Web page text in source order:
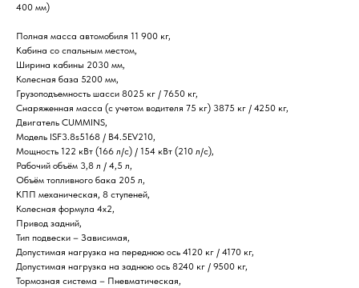
400 мм)
Полная масса автомобиля 11 900 кг,
Кабина со спальным местом,
Ширина кабины 2030 мм,
Колесная база 5200 мм,
Грузоподъемность шасси 8025 кг / 7650 кг,
Снаряженная масса (с учетом водителя 75 кг) 3875 кг / 4250 кг,
Двигатель CUMMINS,
Модель ISF3.8s5168 / B4.5EV210,
Мощность 122 кВт (166 л/с) / 154 кВт (210 л/с),
Рабочий объём 3,8 л / 4,5 л,
Объём топливного бака 205 л,
КПП механическая, 8 ступеней,
Колесная формула 4х2,
Привод задний,
Тип подвески – Зависимая,
Допустимая нагрузка на переднюю ось 4120 кг / 4170 кг,
Допустимая нагрузка на заднюю ось 8240 кг / 9500 кг,
Тормозная система – Пневматическая,